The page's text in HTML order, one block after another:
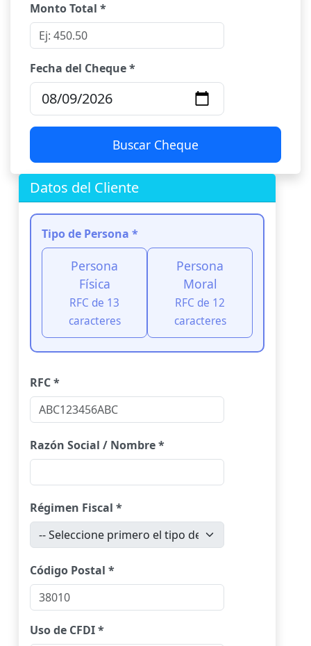
Monto Total *
Fecha del Cheque *
Buscar Cheque
Datos del Cliente
Tipo de Persona *
Persona
Física
RFC de 13
caracteres
Persona
Moral
RFC de 12
caracteres
RFC *
Razón Social / Nombre *
Régimen Fiscal *
Código Postal *
Uso de CFDI *